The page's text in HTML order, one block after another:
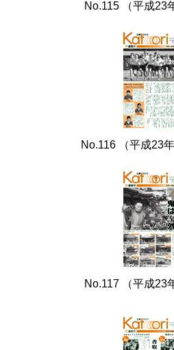
No.115 （平成23
No.116 （平成23
No.117 （平成23